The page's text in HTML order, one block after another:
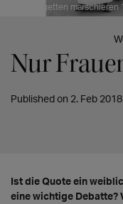
© Soufragetten marschieren
Nur
Published on 2. Feb 2018
Ist die Quote ein
eine wichtige Debatte?